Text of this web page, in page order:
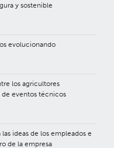
y sostenible
evolucionando
los agricultores
eventos técnicos
las ideas de los empleados e
de la empresa